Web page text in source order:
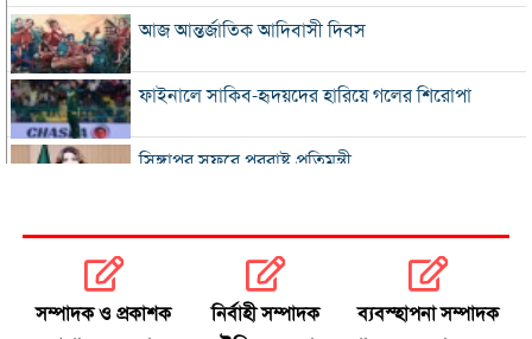
আজ আন্তর্জাতিক আদিবাসী দিবস
ফাইনালে সাকিব-হৃদয়দের হারিয়ে গলের শিরোপা
সিঙ্গাপুর সফরে পররাষ্ট্র প্রতিমন্ত্রী
এসএসসি ও সমমানের ফল সোমবার
সম্পাদক ও প্রকাশক
নির্বাহী সম্পাদক ব্যবস্হাপনা সম্পাদক